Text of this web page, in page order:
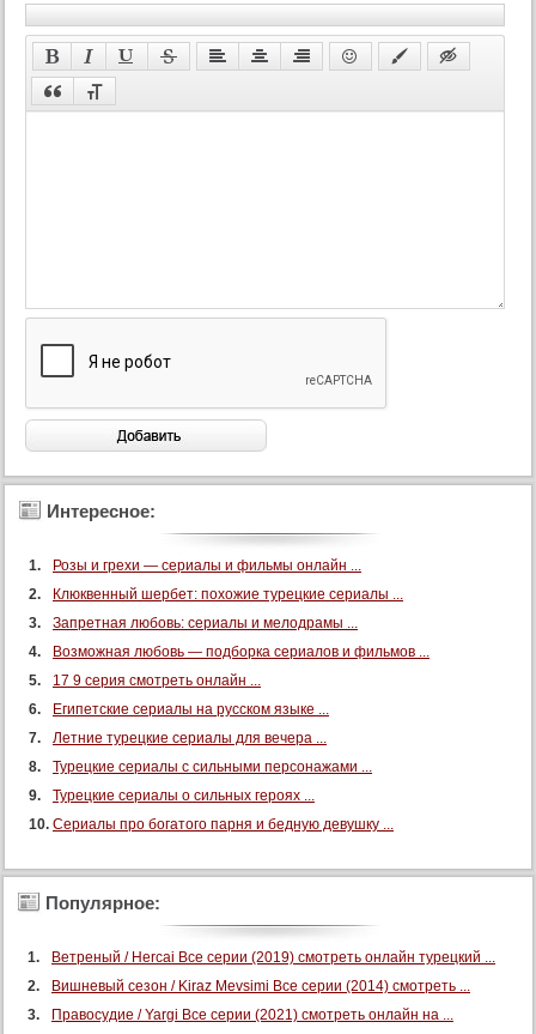
Интересное:
Розы и грехи — сериалы и фильмы онлайн ...
Клюквенный шербет: похожие турецкие сериалы ...
Запретная любовь: сериалы и мелодрамы ...
Возможная любовь — подборка сериалов и фильмов ...
17 9 серия смотреть онлайн ...
Египетские сериалы на русском языке ...
Летние турецкие сериалы для вечера ...
Турецкие сериалы с сильными персонажами ...
Турецкие сериалы о сильных героях ...
Сериалы про богатого парня и бедную девушку ...
Популярное:
Ветреный / Hercai Все серии (2019) смотреть онлайн турецкий ...
Вишневый сезон / Kiraz Mevsimi Все серии (2014) смотреть ...
Правосудие / Yargi Все серии (2021) смотреть онлайн на ...